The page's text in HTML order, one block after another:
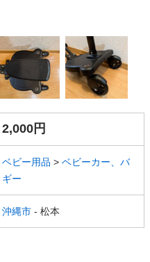
2,000円
ベビー用品 > ベビーカー、バ
ギー
沖縄市 - 松本